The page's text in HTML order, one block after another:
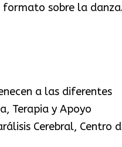
formato sobre la
a las diferentes
Terapia y Apoyo
Cerebral, Centro